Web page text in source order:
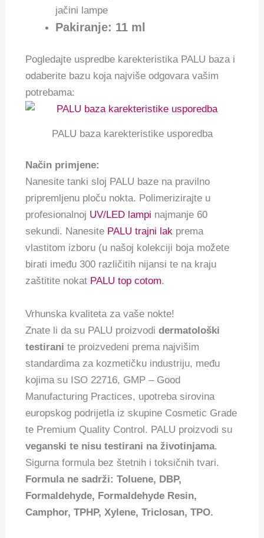
jačini lampe
Pakiranje: 11 ml
Pogledajte uspredbe karekteristika PALU baza i
odaberite bazu koja najviše odgovara vašim
potrebama:
PALU baza karekteristike usporedba
Način primjene:
Nanesite tanki sloj PALU baze na pravilno
pripremljenu ploču nokta. Polimerizirajte u
profesionalnoj UV/LED lampi najmanje 60
sekundi. Nanesite PALU trajni lak prema
vlastitom izboru (u našoj kolekciji boja možete
birati imeđu 300 različitih nijansi te na kraju
zaštitite nokat PALU top cotom.
Vrhunska kvaliteta za vaše nokte!
Znate li da su PALU proizvodidermatološki
testirani te proizvedeni prema najvišim
standardima za kozmetičku industriju, među
kojima su ISO 22716, GMP – Good
Manufacturing Practices, upotreba sirovina
europskog podrijetla iz skupine Cosmetic Grade
te Premium Quality Control. PALU proizvodi su
veganski te nisu testirani na životinjama.
Sigurna formula bez štetnih i toksičnih tvari.
Formula ne sadrži: Toluene, DBP,
Formaldehyde, Formaldehyde Resin,
Camphor, TPHP, Xylene, Triclosan, TPO.